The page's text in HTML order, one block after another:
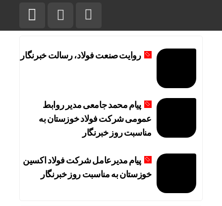
روایت صنعت فولاد،‌ رسالت خبرنگار
پیام محمد جامعی مدیر روابط
عمومی شرکت فولاد خوزستان به
مناسبت روز خبرنگار
پیام مدیرعامل شرکت فولاد اکسین
خوزستان به مناسبت روز خبرنگار